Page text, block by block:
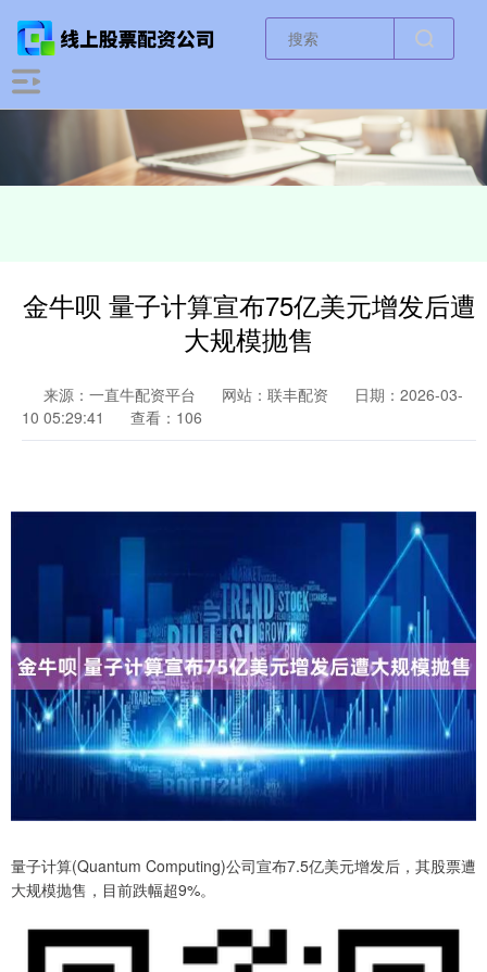
金牛呗 量子计算宣布75亿美元增发后遭
大规模抛售
来源：一直牛配资平台 网站：联丰配资
日期：2026-03-
10 05:29:41
查看：106
量子计算(Quantum Computing)公司宣布7.5亿美元增发后，其股票遭
大规模抛售，目前跌幅超9%。